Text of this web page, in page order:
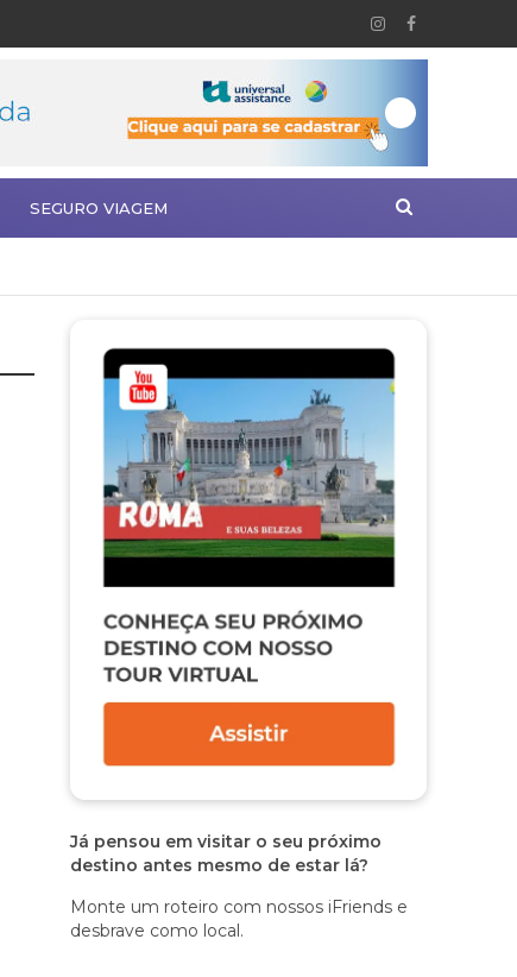
SEGURO VIAGEM
Já pensou em visitar o seu próximo
destino antes mesmo de estar lá?
Monte um roteiro com nossos iFriends e
desbrave como local.